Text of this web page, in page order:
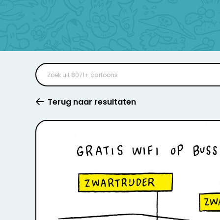
Terug naar resultaten